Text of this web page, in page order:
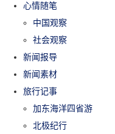
心情随笔
中国观察
社会观察
新闻报导
新闻素材
旅行记事
加东海洋四省游
北极纪行